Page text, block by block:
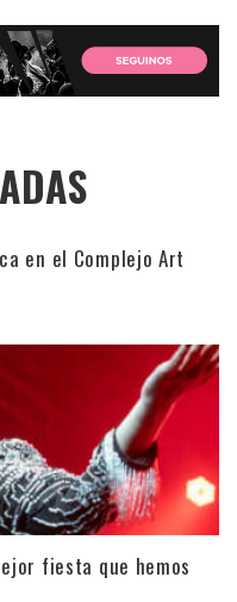
en el Complejo Art
fiesta que hemos